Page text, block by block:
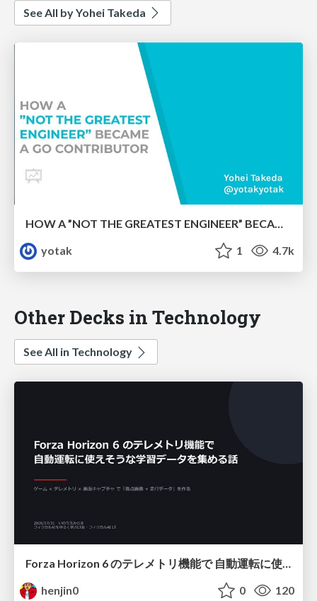
See All by Yohei Takeda
HOW A ”NOT THE GREATEST ENGINEER” BECAME A GO CONTRIBUTOR
yotak
1 4.7k
Other Decks in Technology
See All in Technology
henjin0
0 120